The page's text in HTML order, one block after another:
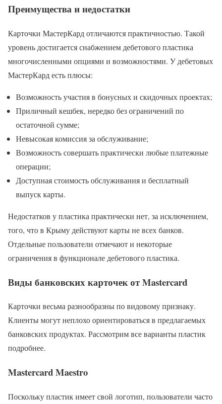
Преимущества и недостатки
Карточки МастерКард отличаются практичностью. Такой
уровень достигается снабжением дебетового пластика
многочисленными опциями и возможностями. У дебетовых
МастерКард есть плюсы:
Возможность участия в бонусных и скидочных проектах;
Приличный кешбек, нередко без ограничений по
остаточной сумме;
Невысокая комиссия за обслуживание;
Возможность совершать практически любые платежные
операции;
Доступная стоимость обслуживания и бесплатный
выпуск карты.
Недостатков у пластика практически нет, за исключением,
того, что в Крыму действуют карты не всех банков.
Отдельные пользователи отмечают и некоторые
ограничения в функционале дебетового пластика.
Виды банковских карточек от Mastercard
Карточки весьма разнообразны по видовому признаку.
Клиенты могут неплохо ориентироваться в предлагаемых
банковских продуктах. Рассмотрим все варианты пластик
подробнее.
Mastercard Maestro
Поскольку пластик имеет свой логотип, пользователи часто